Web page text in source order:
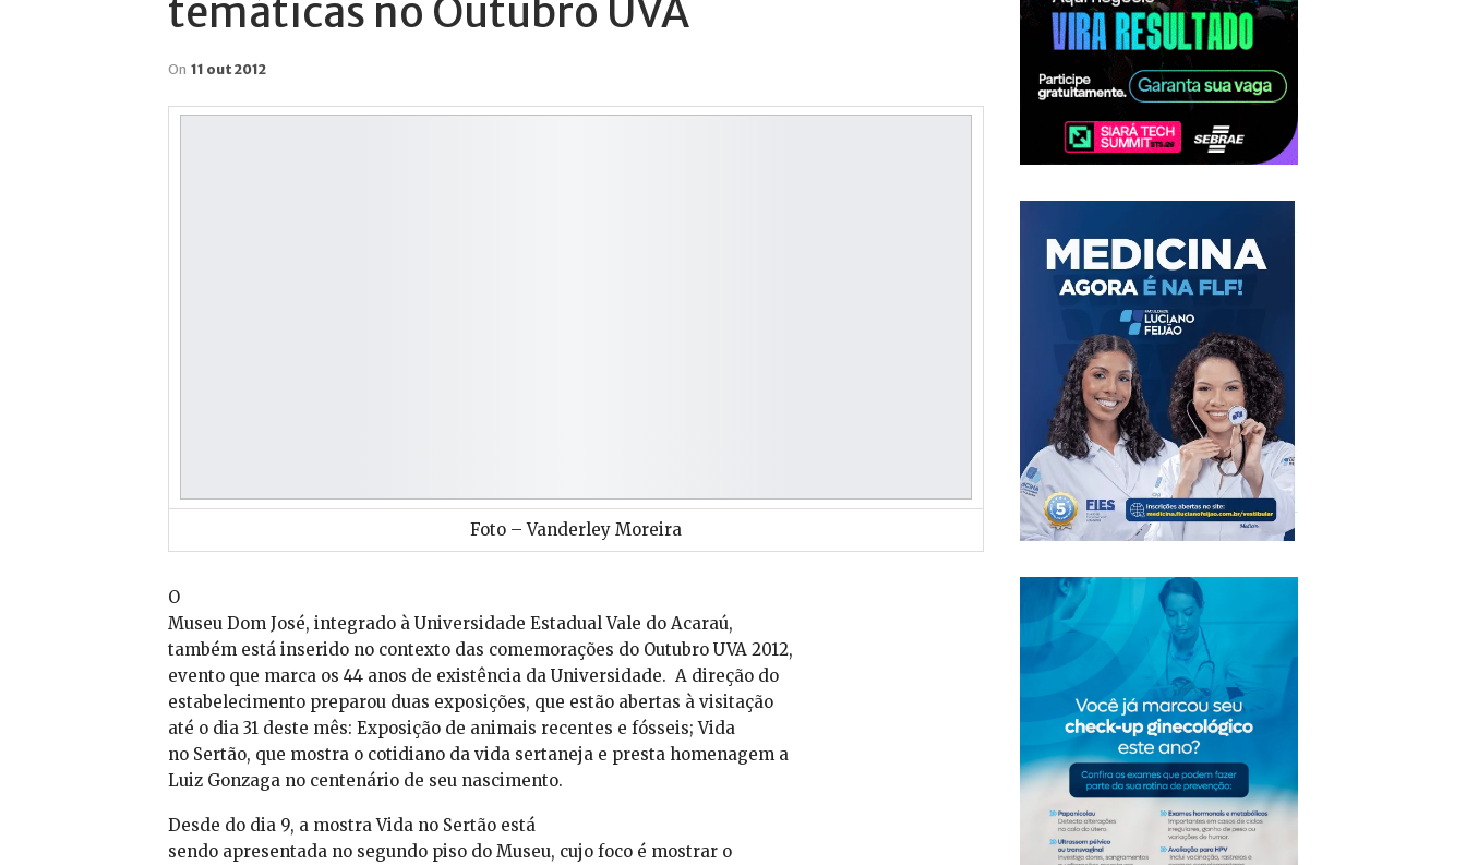
temáticas no Outubro UVA
On 11 out 2012
Foto – Vanderley Moreira
O
Museu Dom José, integrado à Universidade Estadual Vale do Acaraú,
também está inserido no contexto das comemorações do Outubro UVA 2012,
evento que marca os 44 anos de existência da Universidade. A direção do
estabelecimento preparou duas exposições, que estão abertas à visitação
até o dia 31 deste mês: Exposição de animais recentes e fósseis; Vida
no Sertão, que mostra o cotidiano da vida sertaneja e presta homenagem a
Luiz Gonzaga no centenário de seu nascimento.
Desde do dia 9, a mostra Vida no Sertão está
sendo apresentada no segundo piso do Museu, cujo foco é mostrar o